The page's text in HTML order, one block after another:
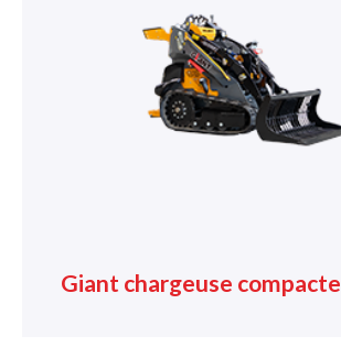
Giant chargeuse compacte